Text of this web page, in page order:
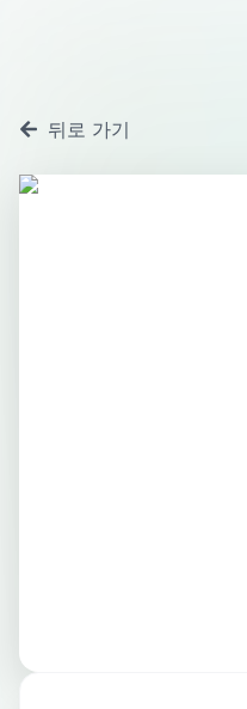
뒤로 가기